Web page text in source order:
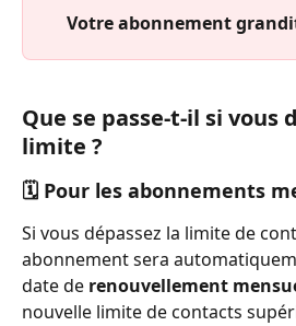
Votre abonnement
Que se passe-t-il si vous
limite ?
🗓️ Pour les abonnements
Si vous dépassez la limite de
abonnement sera
date de renouvellement
nouvelle limite de contacts